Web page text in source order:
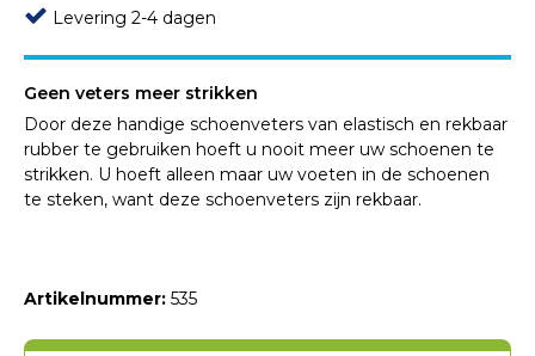
Levering 2-4 dagen
Geen veters meer strikken
Door deze handige schoenveters van elastisch en rekbaar
rubber te gebruiken hoeft u nooit meer uw schoenen te
strikken. U hoeft alleen maar uw voeten in de schoenen
te steken, want deze schoenveters zijn rekbaar.
Artikelnummer: 535